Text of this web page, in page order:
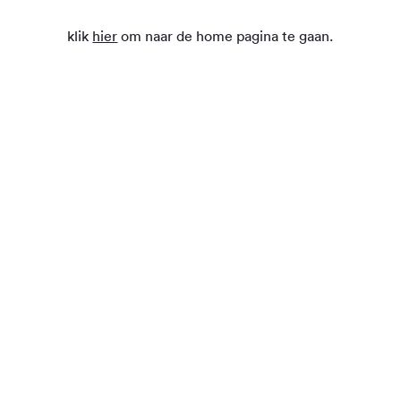
klik hier om naar de home pagina te gaan.